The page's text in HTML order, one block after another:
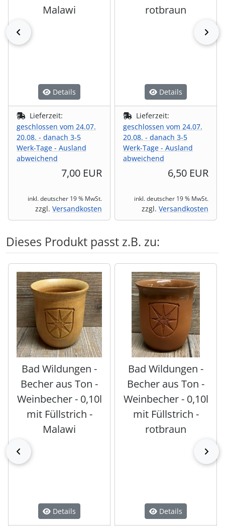
Malawi
Details
Lieferzeit:
geschlossen vom 24.07.
20.08. - danach 3-5
Werk-Tage - Ausland
abweichend
7,00 EUR
inkl. deutscher 19 % MwSt.
zzgl. Versandkosten
rotbraun
Details
Lieferzeit:
geschlossen vom 24.07.
20.08. - danach 3-5
Werk-Tage - Ausland
abweichend
6,50 EUR
inkl. deutscher 19 % MwSt.
zzgl. Versandkosten
Dieses Produkt passt z.B. zu:
Es folgt ein Produktslider - navigieren Sie mit der Tab-
Bad Wildungen -
Becher aus Ton -
Weinbecher - 0,10l
mit Füllstrich -
Malawi
Details
Bad Wildungen -
Becher aus Ton -
Weinbecher - 0,10l
mit Füllstrich -
rotbraun
Details